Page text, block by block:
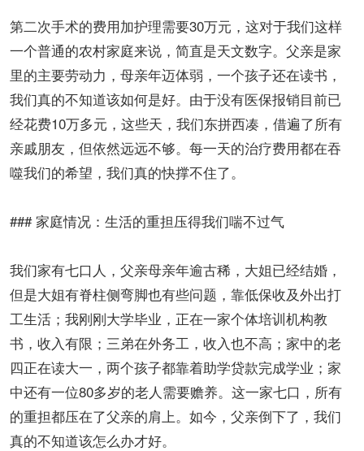
第二次手术的费用加护理需要30万元，这对于我们这样
一个普通的农村家庭来说，简直是天文数字。父亲是家
里的主要劳动力，母亲年迈体弱，一个孩子还在读书，
我们真的不知道该如何是好。由于没有医保报销目前已
经花费10万多元，这些天，我们东拼西凑，借遍了所有
亲戚朋友，但依然远远不够。每一天的治疗费用都在吞
噬我们的希望，我们真的快撑不住了。
### 家庭情况：生活的重担压得我们喘不过气
我们家有七口人，父亲母亲年逾古稀，大姐已经结婚，
但是大姐有脊柱侧弯脚也有些问题，靠低保收及外出打
工生活；我刚刚大学毕业，正在一家个体培训机构教
书，收入有限；三弟在外务工，收入也不高；家中的老
四正在读大一，两个孩子都靠着助学贷款完成学业；家
中还有一位80多岁的老人需要赡养。这一家七口，所有
的重担都压在了父亲的肩上。如今，父亲倒下了，我们
真的不知道该怎么办才好。